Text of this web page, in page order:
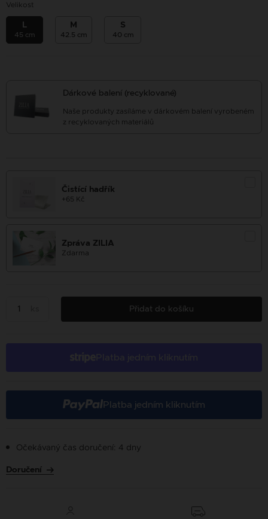
Velikost
L
45 cm
M
42.5 cm
S
40 cm
Dárkové balení (recyklované)
Naše produkty zasíláme v dárkovém balení vyrobeném
z recyklovaných materiálů
Čistící hadřík
+65 Kč
Zpráva ZILIA
Zdarma
Přidat do košíku
Platba jedním kliknutím
Očekávaný čas doručení: 4 dny
Doručení